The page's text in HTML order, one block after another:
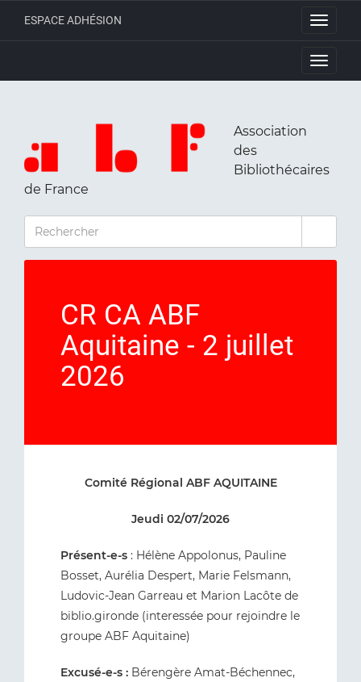
Toggle
ESPACE ADHÉSION
Toggle
Association
des
Bibliothécaires
de France
RECHERCHER
CR CA ABF
Aquitaine - 2 juillet
2026
Comité Régional ABF AQUITAINE
Jeudi 02/07/2026
Présent-e-s : Hélène Appolonus, Pauline
Bosset, Aurélia Despert, Marie Felsmann,
Ludovic-Jean Garreau et Marion Lacôte de
biblio.gironde (interessée pour rejoindre le
groupe ABF Aquitaine)
Excusé-e-s : Bérengère Amat-Béchennec,